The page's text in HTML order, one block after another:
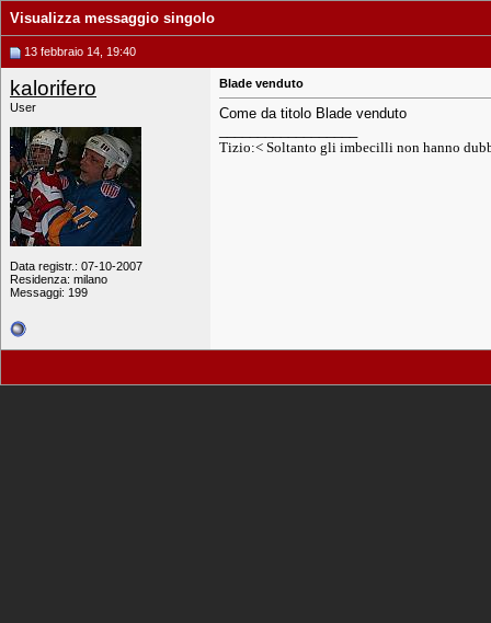
Visualizza messaggio singolo
13 febbraio 14, 19:40
kalorifero
User
Data registr.: 07-10-2007
Residenza: milano
Messaggi: 199
Blade venduto
Come da titolo Blade venduto
Tizio:< Soltanto gli imbecilli non hanno